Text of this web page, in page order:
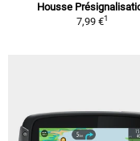
Housse
7,99 €1